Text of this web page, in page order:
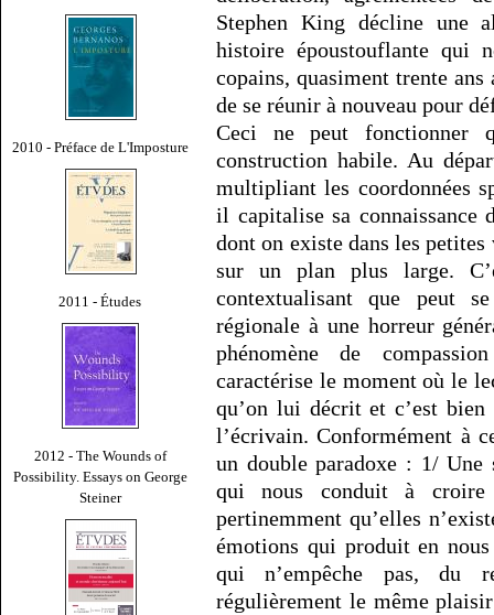
2010 - Préface de L'Imposture
2011 - Études
2012 - The Wounds of
Possibility. Essays on George
Steiner
Stephen King décline une
histoire époustouflante qui
copains, quasiment trente
de se réunir à nouveau pour
Ceci ne peut fonctionner
construction habile. Au
multipliant les coordonnées
il capitalise sa
dont on existe dans les
sur un plan plus large.
contextualisant que peut
régionale à une horreur
phénomène de
caractérise le moment où le
qu’on lui décrit et c’est
l’écrivain. Conformément à
un double paradoxe : 1/ Une
qui nous conduit à croire
pertinemment qu’elles
émotions qui produit en
qui n’empêche pas, du
régulièrement le même